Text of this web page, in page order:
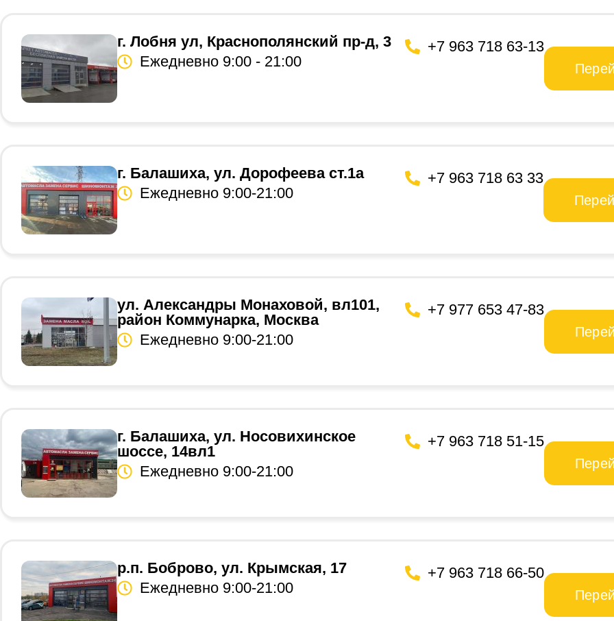
г. Лобня ул, Краснополянский пр-д, 3
Ежедневно 9:00 - 21:00
+7 963 718 63-13
г. Балашиха, ул. Дорофеева ст.1а
Ежедневно 9:00-21:00
+7 963 718 63 33
ул. Александры Монаховой, вл101,
район Коммунарка, Москва
Ежедневно 9:00-21:00
+7 977 653 47-83
г. Балашиха, ул. Носовихинское
шоссе, 14вл1
Ежедневно 9:00-21:00
+7 963 718 51-15
р.п. Боброво, ул. Крымская, 17
Ежедневно 9:00-21:00
+7 963 718 66-50